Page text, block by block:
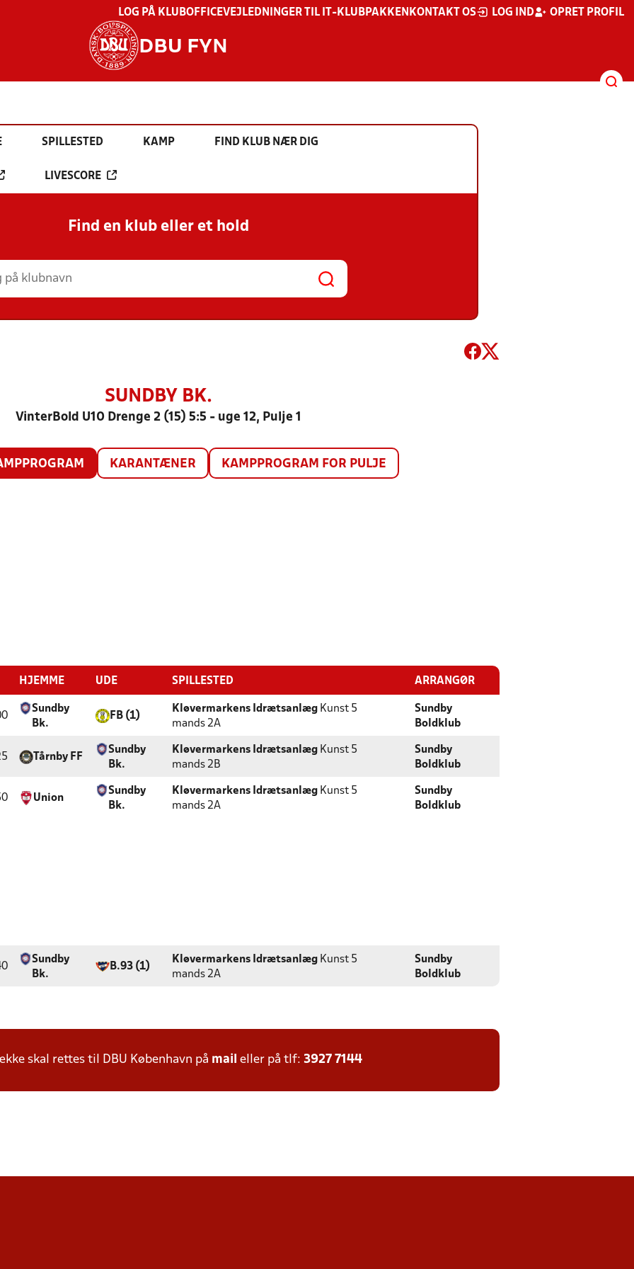
LOG PÅ KLUBOFFICEVEJLEDNINGER TIL IT-KLUBPAKKEN KONTAKT OS LOG IND OPRET PROFIL
DBU FYN
SPILLESTED KAMP FIND KLUB NÆR DIG
LIVESCORE
Find en klub eller et hold
SUNDBY BK.
VinterBold U10 Drenge 2 (15) 5:5 - uge 12, Pulje 1
KARANTÆNER KAMPPROGRAM FOR PULJE
HJEMME UDE SPILLESTED ARRANGØR
Sundby
Bk.
FB (1)
Kløvermarkens Idrætsanlæg Kunst 5
mands 2A
Sundby
Boldklub
Tårnby FF
Sundby
Bk.
Kløvermarkens Idrætsanlæg Kunst 5
mands 2B
Sundby
Boldklub
Union
Sundby
Bk.
Kløvermarkens Idrætsanlæg Kunst 5
mands 2A
Sundby
Boldklub
Sundby
Bk.
B.93 (1)
Kløvermarkens Idrætsanlæg Kunst 5
mands 2A
Sundby
Boldklub
skal rettes til DBU København på mail eller på tlf: 3927 7144